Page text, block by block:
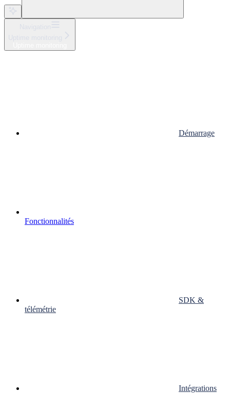
Démarrage
Fonctionnalités
SDK &
télémétrie
Intégrations